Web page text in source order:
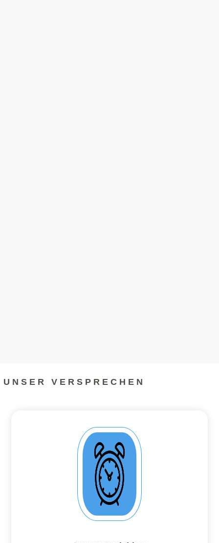
UNSER VERSPRECHEN